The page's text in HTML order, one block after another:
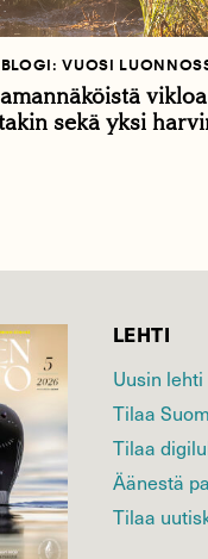
BLOGI: VUOSI
sekä yksi
LEHTI
Uusin lehti
Tilaa
Tilaa
Äänestä
Tilaa